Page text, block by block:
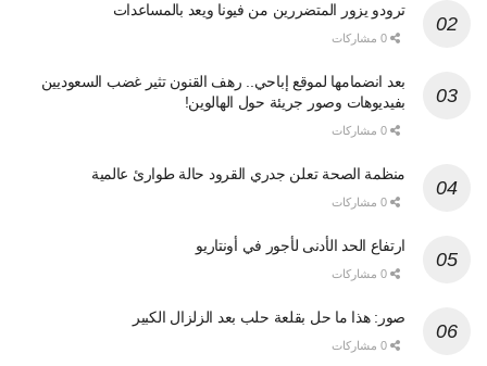
ترودو يزور المتضررين من فيونا ويعد بالمساعدات
بعد انضمامها لموقع إباحي.. رهف القنون تثير غضب السعوديين
بفيديوهات وصور جريئة حول الهالوين!
منظمة الصحة تعلن جدري القرود حالة طوارئ عالمية
ارتفاع الحد الأدنى لأجور في أونتاريو
صور: هذا ما حل بقلعة حلب بعد الزلزال الكبير